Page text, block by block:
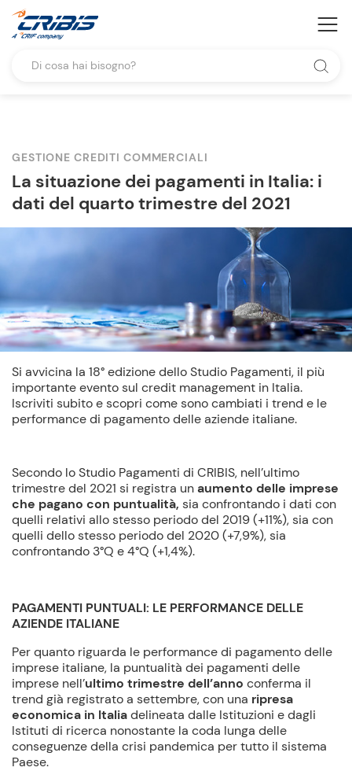
GESTIONE CREDITI COMMERCIALI
La situazione dei pagamenti in Italia: i
dati del quarto trimestre del 2021
Si avvicina la 18° edizione dello Studio Pagamenti, il più
importante evento sul credit management in Italia.
Iscriviti subito e scopri come sono cambiati i trend e le
performance di pagamento delle aziende italiane.
Secondo lo Studio Pagamenti di CRIBIS, nell’ultimo
trimestre del 2021 si registra unaumento delle imprese
che pagano con puntualità, sia confrontando i dati con
quelli relativi allo stesso periodo del 2019 (+11%), sia con
quelli dello stesso periodo del 2020 (+7,9%), sia
confrontando 3°Q e 4°Q (+1,4%).
PAGAMENTI PUNTUALI: LE PERFORMANCE DELLE
AZIENDE ITALIANE
Per quanto riguarda le performance di pagamento delle
imprese italiane, la puntualità dei pagamenti delle
imprese nell’ultimo trimestre dell’anno conferma il
trend già registrato a settembre, con una ripresa
economica in Italiadelineata dalle Istituzioni e dagli
Istituti di ricerca nonostante la coda lunga delle
conseguenze della crisi pandemica per tutto il sistema
Paese.